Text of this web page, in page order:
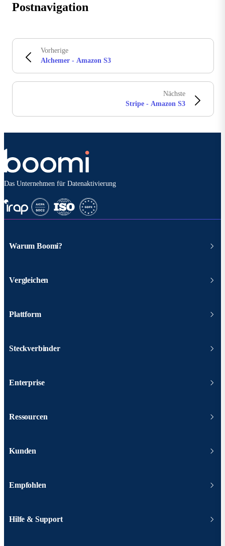
Postnavigation
Vorherige
Alchemer - Amazon S3
Nächste
Stripe - Amazon S3
Das Unternehmen für Datenaktivierung
Warum Boomi?
Vergleichen
Plattform
Steckverbinder
Enterprise
Ressourcen
Kunden
Empfohlen
Hilfe & Support